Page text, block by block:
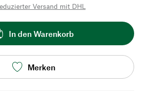
Versand mit DHL
In den Warenkorb
Merken